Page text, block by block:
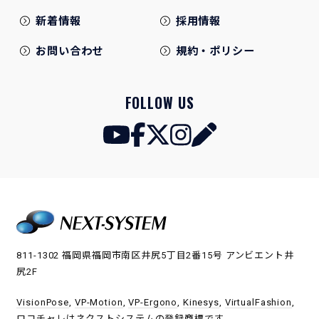
新着情報 採用情報
お問い合わせ 規約・ポリシー
FOLLOW US
811-1302 福岡県福岡市南区井尻5丁目2番15号 アンビエント井
尻2F
VisionPose VP-Motion ,VP-Ergono Kinesys VirtualFashion